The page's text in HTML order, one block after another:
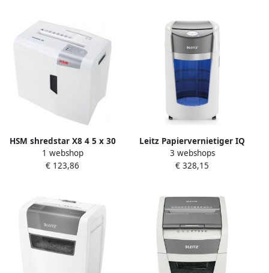
HSM shredstar X8 4 5 x 30
mm apart CD-snijwerk
1 webshop
€ 123,86
Leitz Papiervernietiger IQ
OptiMax 550 Office P5
snippers 2x15mm
3 webshops
€ 328,15